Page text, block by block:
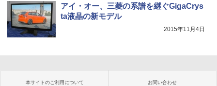
アイ・オー、三菱の系譜を継ぐGigaCrys
ta液晶の新モデル
2015年11月4日
本サイトのご利用について お問い合わせ